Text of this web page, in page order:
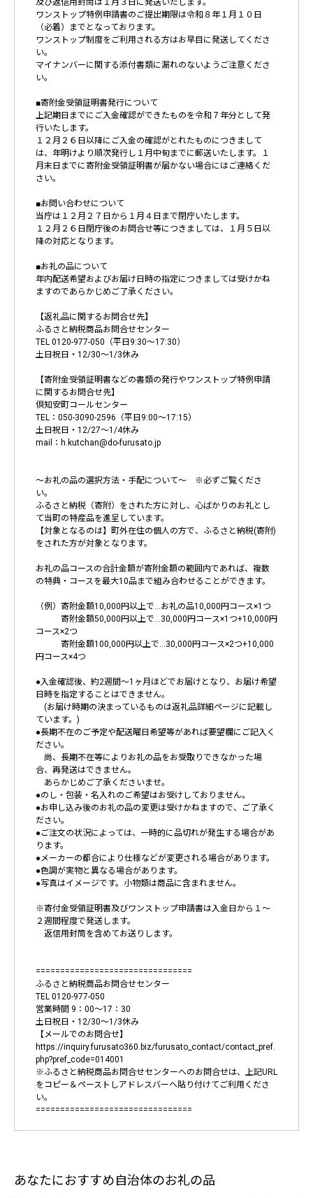
及び返信用封筒は１月３日に発送いたします。
ワンストップ特例申請書のご提出期限は令和８年１月１０日
（必着）までとなっております。
ワンストップ制度をご利用される方はお早目に発送してくださ
い。
マイナンバーに関する添付書類に漏れのないようご注意くださ
い。
■寄附金受領証明書発行について
上記期日までにご入金確認ができたものを令和７年分として発
行いたします。
１２月２６日以降にご入金の確認がとれたものにつきまして
は、年明けより順次発行し１月中旬までに郵送いたします。１
月末日までに寄附金受領証明書が届かない場合にはご連絡くだ
さい。
■お問い合わせについて
当庁は１２月２７日から１月４日まで閉庁いたします。
１２月２６日閉庁後のお問合せ等につきましては、１月５日以
降の対応となります。
■お礼の品について
年内配送希望およびお届け日時の指定につきましては受けかね
ますのであらかじめご了承ください。
【返礼品に関するお問合せ先】
ふるさと納税商品お問合せセンター
TEL 0120-977-050（平日9:30〜17:30）
土日祝日・12/30～1/3休み
【寄附金受領証明書などの書類の発行やワンストップ特例申請
に関するお問合せ先】
倶知安町コールセンター
TEL：050-3090-2596（平日9:00〜17:15）
土日祝日・12/27～1/4休み
mail：h.kutchan@do-furusato.jp
～お礼の品の選択方法・手配について～ ※必ずご覧くださ
い。
ふるさと納税（寄附）をされた方に対し、心ばかりのお礼とし
て当町の特産品を進呈しています。
【対象となるのは】町外在住の個人の方で、ふるさと納税(寄附)
をされた方が対象となります。
お礼の品コースの合計金額が寄附金額の範囲内であれば、複数
の特典・コースを最大10品まで組み合わせることができます。
（例）寄附金額10,000円以上で…お礼の品10,000円コース×1つ
寄附金額50,000円以上で…30,000円コース×1つ+10,000円
コース×2つ
寄附金額100,000円以上で…30,000円コース×2つ+10,000
円コース×4つ
●入金確認後、約2週間～1ヶ月ほどでお届けとなり、お届け希望
日時を指定することはできません。
(お届け時期の決まっているものは返礼品詳細ページに記載し
ています。)
●長期不在のご予定や配送曜日希望等があれば要望欄にご記入く
ださい。
尚、長期不在等によりお礼の品をお受取りできなかった場
合、再発送はできません。
あらかじめご了承くださいませ。
●のし・包装・名入れのご希望はお受けしておりません。
●お申し込み後のお礼の品の変更は受けかねますので、ご了承く
ださい。
●ご注文の状況によっては、一時的に品切れが発生する場合があ
ります。
●メーカーの都合により仕様などが変更される場合があります。
●色調が実物と異なる場合があります。
●写真はイメージです。小物類は商品に含まれません。
※寄付金受領証明書及びワンストップ申請書は入金日から１～
２週間程度で発送します。
返信用封筒を含めてお送りします。
================================
ふるさと納税商品お問合せセンター
TEL 0120-977-050
営業時間 9：00～17：30
土日祝日・12/30～1/3休み
【メールでのお問合せ】
https://inquiry.furusato360.biz/furusato_contact/contact_pref.
php?pref_code=014001
※ふるさと納税商品お問合せセンターへのお問合せは、上記URL
をコピー＆ペーストしアドレスバーへ貼り付けてご利用くださ
い。
================================
あなたにおすすめ自治体のお礼の品